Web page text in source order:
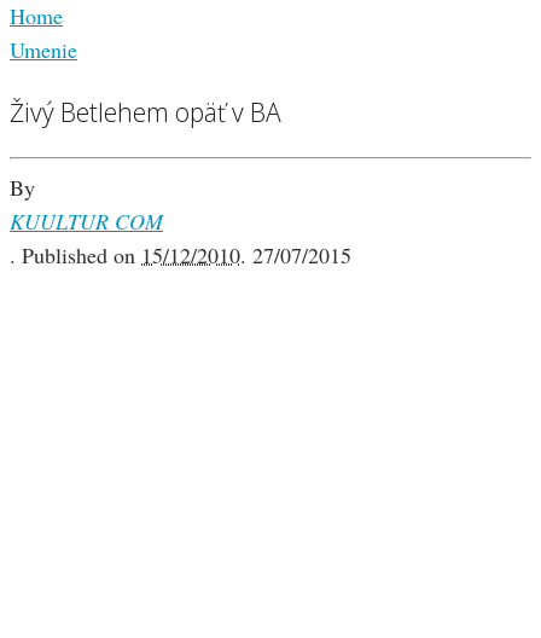
Home
Umenie
Živý Betlehem opäť v BA
By
KUULTUR COM
. Published on 15/12/2010. 27/07/2015